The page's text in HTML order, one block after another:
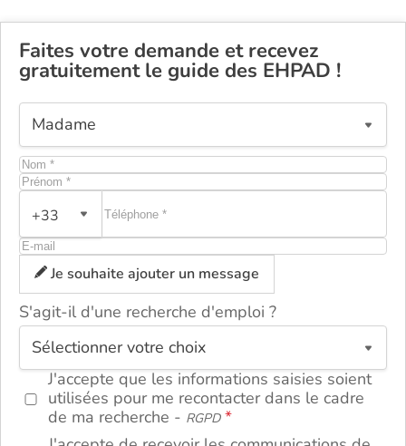
Faites votre demande et recevez
gratuitement le guide des EHPAD !
+33
Je souhaite ajouter un message
S'agit-il d'une recherche d'emploi ?
J'accepte que les informations saisies soient
utilisées pour me recontacter dans le cadre
de ma recherche - RGPD
ou